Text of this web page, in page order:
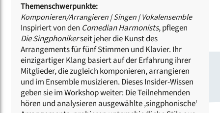
Themenschwerpunkte:
Komponieren/Arrangieren|Singen|Vokalensemble
Inspiriert von den Comedian Harmonists, pflegen
Die Singphonikerseit jeher die Kunst des
Arrangements für fünf Stimmen und Klavier. Ihr
einzigartiger Klang basiert auf der Erfahrung ihrer
Mitglieder, die zugleich komponieren, arrangieren
und im Ensemble musizieren. Dieses Insider-Wissen
geben sie im Workshop weiter: Die Teilnehmenden
hören und analysieren ausgewählte ‚singphonische‘